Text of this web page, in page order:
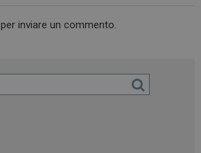
per inviare un commento.